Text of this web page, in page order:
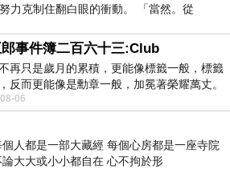
力克制住翻白眼的衝動。 「當然。從
事件簿二百六十三:Club
再只是歲月的累積，更能像標籤一般，標籤
反而更能像是勳章一般，加冕著榮耀萬丈。
如縱容，成了再難輕輕放下的罪證
06
人都是一部大藏經 每個心房都是一座寺院
大大或小小都自在 心不拘於形